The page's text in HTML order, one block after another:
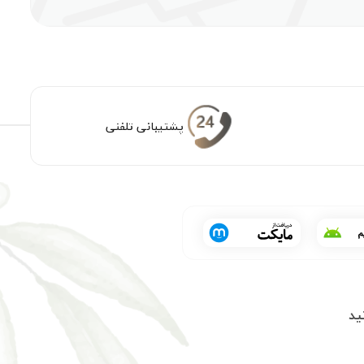
پشتیبانی تلفنی